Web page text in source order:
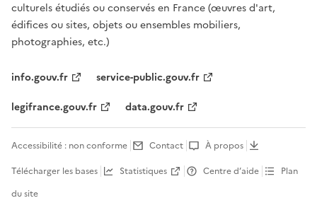
culturels étudiés ou conservés en France (œuvres d'art,
édifices ou sites, objets ou ensembles mobiliers,
photographies, etc.)
info.gouv.fr
service-public.gouv.fr
legifrance.gouv.fr
data.gouv.fr
Accessibilité : non conforme Contact
À propos
Télécharger les bases
Statistiques Centre d’aide
Plan
du site